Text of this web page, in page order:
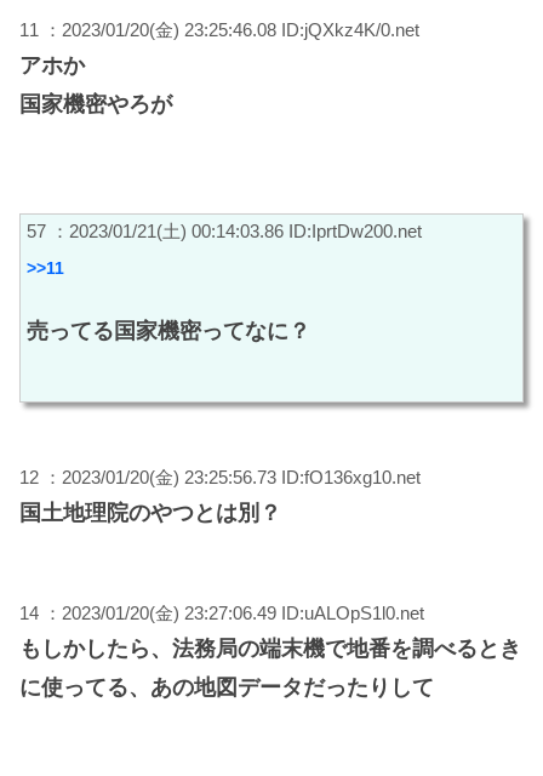
11 ：2023/01/20(金) 23:25:46.08 ID:jQXkz4K/0.net
アホか
国家機密やろが
57 ：2023/01/21(土) 00:14:03.86 ID:IprtDw200.net
>>11
売ってる国家機密ってなに？
12 ：2023/01/20(金) 23:25:56.73 ID:fO136xg10.net
国土地理院のやつとは別？
14 ：2023/01/20(金) 23:27:06.49 ID:uALOpS1l0.net
もしかしたら、法務局の端末機で地番を調べるとき
に使ってる、あの地図データだったりして